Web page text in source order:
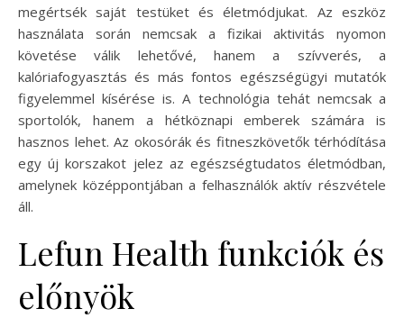
megértsék saját testüket és életmódjukat. Az eszköz
használata során nemcsak a fizikai aktivitás nyomon
követése válik lehetővé, hanem a szívverés, a
kalóriafogyasztás és más fontos egészségügyi mutatók
figyelemmel kísérése is. A technológia tehát nemcsak a
sportolók, hanem a hétköznapi emberek számára is
hasznos lehet. Az okosórák és fitneszkövetők térhódítása
egy új korszakot jelez az egészségtudatos életmódban,
amelynek középpontjában a felhasználók aktív részvétele
áll.
Lefun Health funkciók és
előnyök